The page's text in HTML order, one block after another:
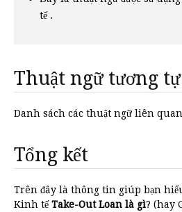
tế .
Thuật ngữ tương
Danh sách các thuật ngữ liên
Tổng kết
Trên đây là thông tin giúp bạn
Kinh tếTake-Out Loan là gì? (hay